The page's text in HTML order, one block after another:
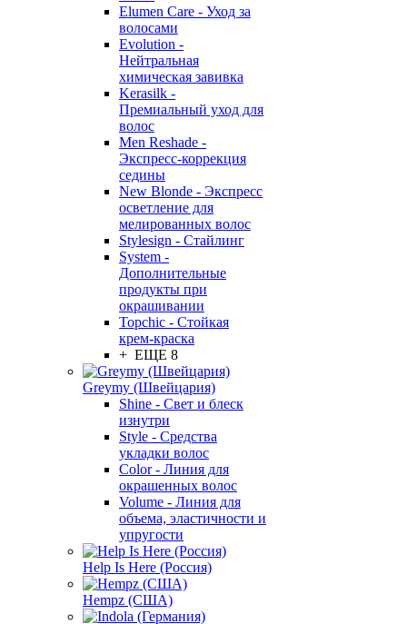
Elumen Care - Уход за
волосами
Evolution -
Нейтральная
химическая завивка
Kerasilk -
Премиальный уход для
волос
Men Reshade -
Экспресс-коррекция
седины
New Blonde - Экспресс
осветление для
мелированных волос
Stylesign - Стайлинг
System -
Дополнительные
продукты при
окрашивании
Topchic - Стойкая
крем-краска
+ ЕЩЕ 8
Greymy (Швейцария)
Shine - Свет и блеск
изнутри
Style - Средства
укладки волос
Color - Линия для
окрашенных волос
Volume - Линия для
объема, эластичности и
упругости
Help Is Here (Россия)
Hempz (США)